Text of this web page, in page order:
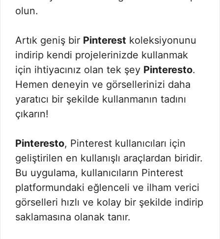
olun.
Artık geniş bir Pinterest koleksiyonunu
indirip kendi projelerinizde kullanmak
için ihtiyacınız olan tek şey Pinteresto.
Hemen deneyin ve görsellerinizi daha
yaratıcı bir şekilde kullanmanın tadını
çıkarın!
Pinteresto, Pinterest kullanıcıları için
geliştirilen en kullanışlı araçlardan biridir.
Bu uygulama, kullanıcıların Pinterest
platformundaki eğlenceli ve ilham verici
görselleri hızlı ve kolay bir şekilde indirip
saklamasına olanak tanır.